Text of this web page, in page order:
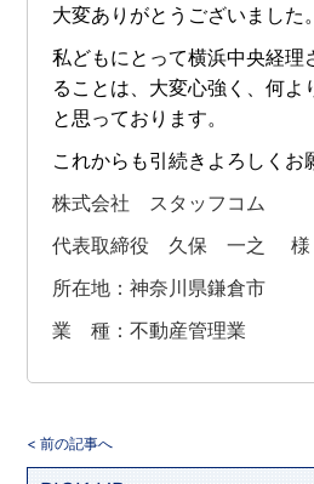
大変ありがとうございました。
私どもにとって横浜中央経理
ることは、大変心強く、何よ
と思っております。
これからも引続きよろしくお
株式会社 スタッフコム
代表取締役 久保 一之 様
所在地：神奈川県鎌倉市
業 種：不動産管理業
< 前の記事へ